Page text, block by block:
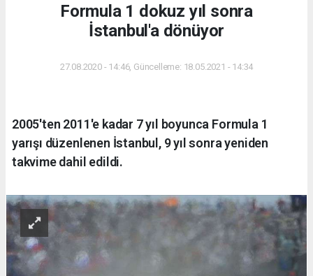
Formula 1 dokuz yıl sonra
İstanbul'a dönüyor
27.08.2020 - 14:46, Güncelleme: 18.05.2021 - 14:34
2005'ten 2011'e kadar 7 yıl boyunca Formula 1
yarışı düzenlenen İstanbul, 9 yıl sonra yeniden
takvime dahil edildi.